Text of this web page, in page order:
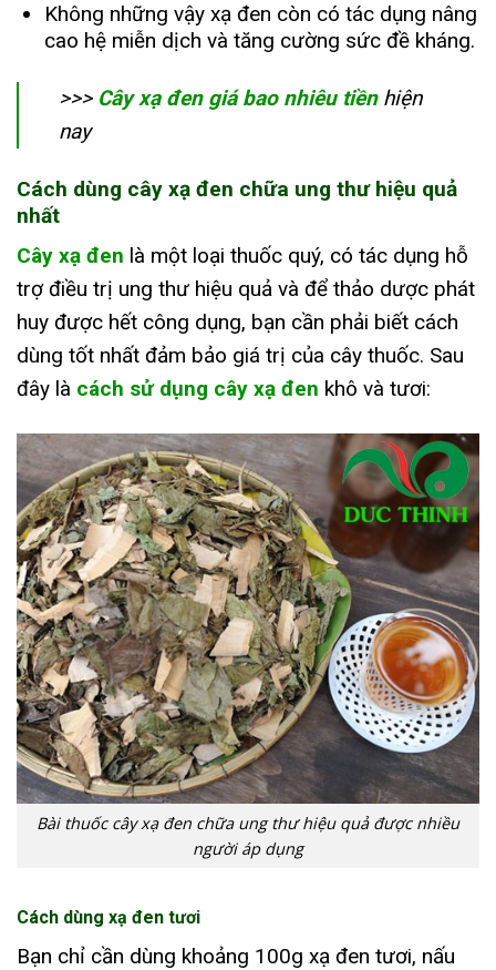
Không những vậy xạ đen còn có tác dụng nâng
cao hệ miễn dịch và tăng cường sức đề kháng.
>>> Cây xạ đen giá bao nhiêu tiềnhiện
nay
Cách dùng cây xạ đen chữa ung thư hiệu quả
nhất
Cây xạ đen là một loại thuốc quý, có tác dụng hỗ
trợ điều trị ung thư hiệu quả và để thảo dược phát
huy được hết công dụng, bạn cần phải biết cách
dùng tốt nhất đảm bảo giá trị của cây thuốc. Sau
đây là cách sử dụng cây xạ đen khô và tươi:
Bài thuốc cây xạ đen chữa ung thư hiệu quả được nhiều
người áp dụng
Cách dùng xạ đen tươi
Bạn chỉ cần dùng khoảng 100g xạ đen tươi, nấu